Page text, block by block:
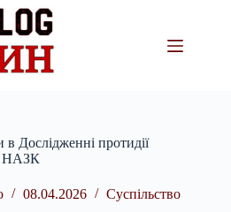
в Дослідженні протидії
НАЗК
08.04.2026 Суспільство